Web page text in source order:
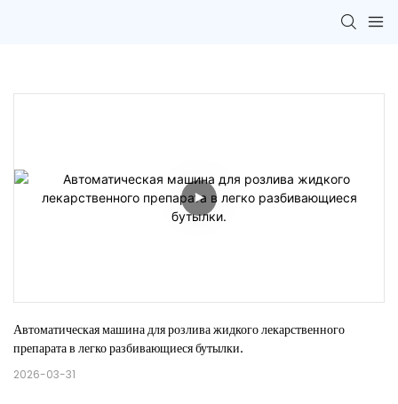
Автоматическая машина для розлива жидкого лекарственного
препарата в легко разбивающиеся бутылки.
2026-03-31